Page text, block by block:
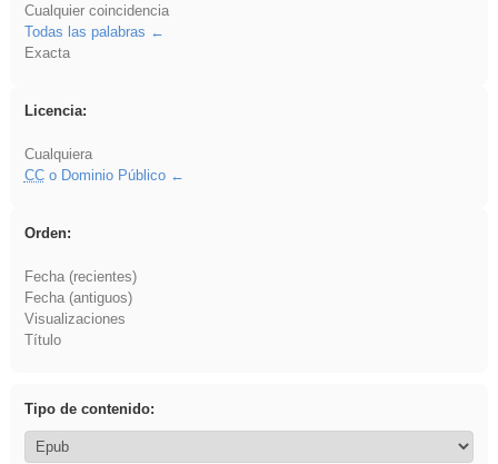
Cualquier coincidencia
Todas las palabras
Exacta
Licencia:
Cualquiera
CCo Dominio Público
Orden:
Fecha (recientes)
Fecha (antiguos)
Visualizaciones
Título
Tipo de contenido: